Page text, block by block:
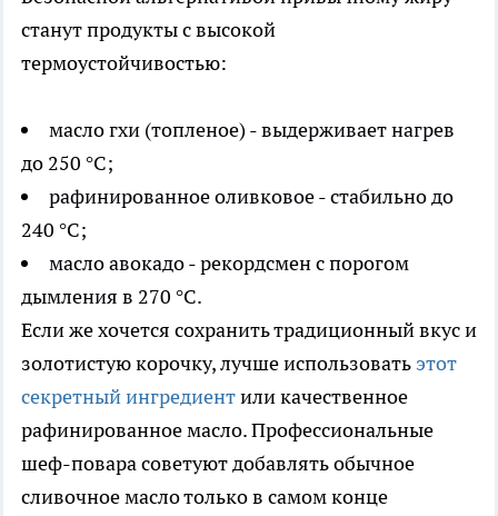
станут продукты с высокой
термоустойчивостью:
масло гхи (топленое) - выдерживает нагрев
до 250 °C;
рафинированное оливковое - стабильно до
240 °C;
масло авокадо - рекордсмен с порогом
дымления в 270 °C.
Если же хочется сохранить традиционный вкус и
золотистую корочку, лучше использовать этот
секретный ингредиентили качественное
рафинированное масло. Профессиональные
шеф-повара советуют добавлять обычное
сливочное масло только в самом конце